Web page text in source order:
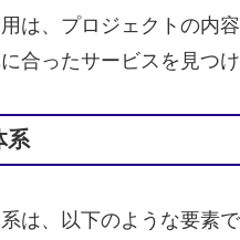
は、プロジェクトの内
合ったサービスを見つ
系
は、以下のような要素